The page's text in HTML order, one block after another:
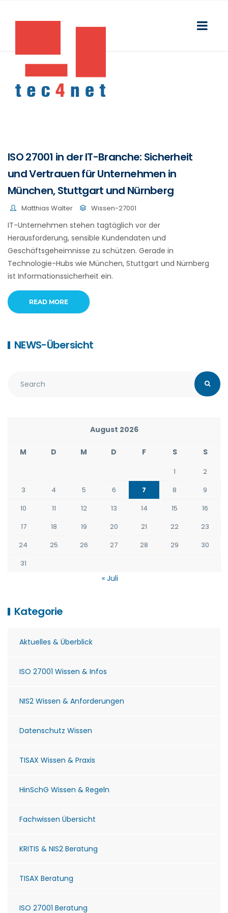
ISO 27001 in der IT-Branche: Sicherheit
und Vertrauen für Unternehmen in
München, Stuttgart und Nürnberg
Matthias Walter Wissen-27001
IT-Unternehmen stehen tagtäglich vor der
Herausforderung, sensible Kundendaten und
Geschäftsgeheimnisse zu schützen. Gerade in
Technologie-Hubs wie München, Stuttgart und Nürnberg
ist Informationssicherheit ein.
READ MORE
NEWS-Übersicht
August 2026
M D M D F S S
1
2
3
4 5 6 7 8
9
10
11 12 13 14 15
16
17
18 19 20 21 22
23
24
25 26 27 28 29
30
31
« Juli
Kategorie
Aktuelles & Überblick
ISO 27001 Wissen & Infos
NIS2 Wissen & Anforderungen
Datenschutz Wissen
TISAX Wissen & Praxis
HinSchG Wissen & Regeln
Fachwissen Übersicht
KRITIS & NIS2 Beratung
TISAX Beratung
ISO 27001 Beratung